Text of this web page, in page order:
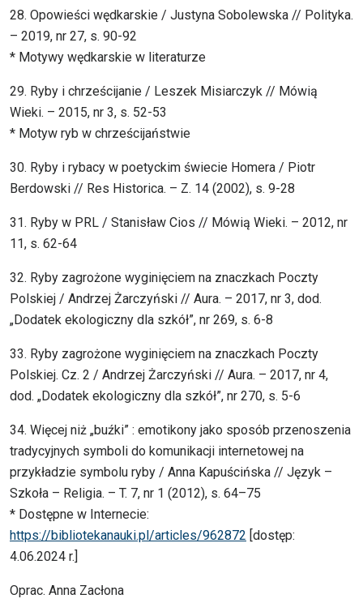
28. Opowieści wędkarskie / Justyna Sobolewska // Polityka.
– 2019, nr 27, s. 90-92
* Motywy wędkarskie w literaturze
29. Ryby i chrześcijanie / Leszek Misiarczyk // Mówią
Wieki. – 2015, nr 3, s. 52-53
* Motyw ryb w chrześcijaństwie
30. Ryby i rybacy w poetyckim świecie Homera / Piotr
Berdowski // Res Historica. – Z. 14 (2002), s. 9-28
31. Ryby w PRL / Stanisław Cios // Mówią Wieki. – 2012, nr
11, s. 62-64
32. Ryby zagrożone wyginięciem na znaczkach Poczty
Polskiej / Andrzej Żarczyński // Aura. – 2017, nr 3, dod.
„Dodatek ekologiczny dla szkół”, nr 269, s. 6-8
33. Ryby zagrożone wyginięciem na znaczkach Poczty
Polskiej. Cz. 2 / Andrzej Żarczyński // Aura. – 2017, nr 4,
dod. „Dodatek ekologiczny dla szkół”, nr 270, s. 5-6
34. Więcej niż „buźki” : emotikony jako sposób przenoszenia
tradycyjnych symboli do komunikacji internetowej na
przykładzie symbolu ryby / Anna Kapuścińska // Język –
Szkoła – Religia. – T. 7, nr 1 (2012), s. 64–75
* Dostępne w Internecie:
https://bibliotekanauki.pl/articles/962872 [dostęp:
4.06.2024 r.]
Oprac. Anna Zacłona